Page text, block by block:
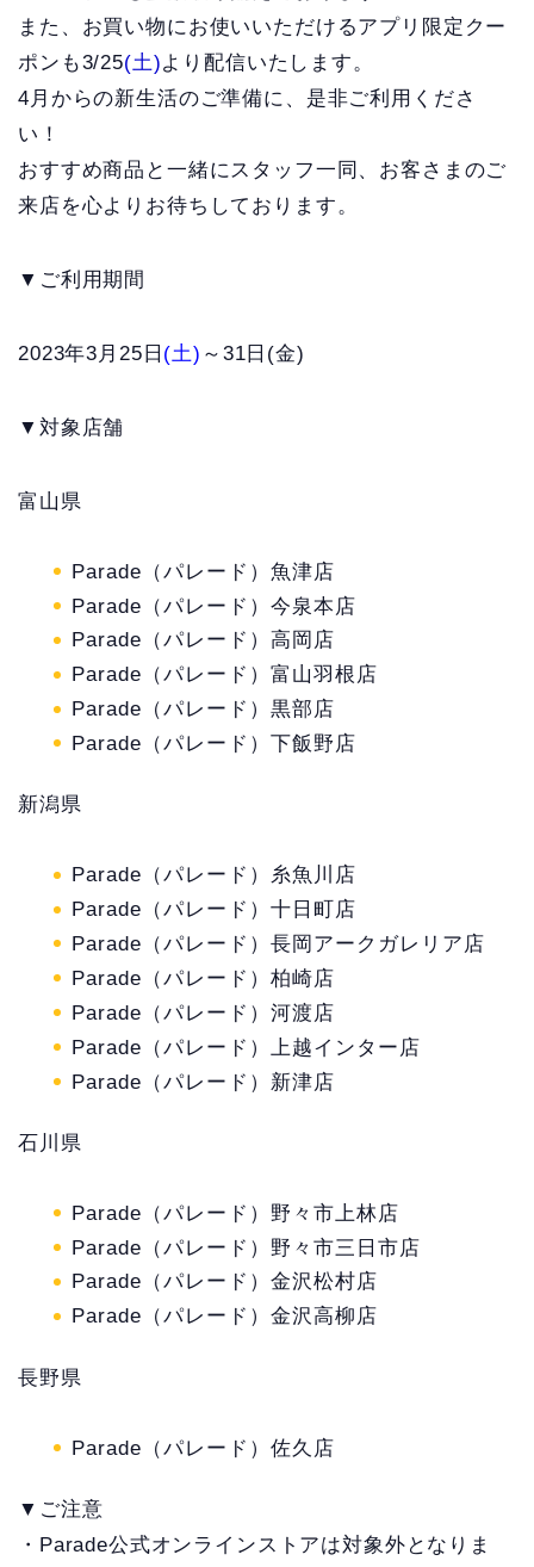
また、お買い物にお使いいただけるアプリ限定クー
ポンも3/25(土)より配信いたします。
4月からの新生活のご準備に、是非ご利用くださ
い！
おすすめ商品と一緒にスタッフ一同、お客さまのご
来店を心よりお待ちしております。
▼ご利用期間
2023年3月25日 (土) ～31日(金)
▼対象店舗
富山県
Parade（パレード）魚津店
Parade（パレード）今泉本店
Parade（パレード）高岡店
Parade（パレード）富山羽根店
Parade（パレード）黒部店
Parade（パレード）下飯野店
新潟県
Parade（パレード）糸魚川店
Parade（パレード）十日町店
Parade（パレード）長岡アークガレリア店
Parade（パレード）柏崎店
Parade（パレード）河渡店
Parade（パレード）上越インター店
Parade（パレード）新津店
石川県
Parade（パレード）野々市上林店
Parade（パレード）野々市三日市店
Parade（パレード）金沢松村店
Parade（パレード）金沢高柳店
長野県
Parade（パレード）佐久店
▼ご注意
・Parade公式オンラインストアは対象外となりま